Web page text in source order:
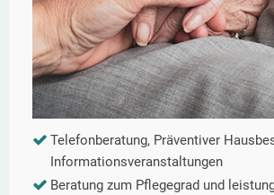
Telefonberatung, Präventiver
Informationsveranstaltungen
Beratung zum Pflegegrad und